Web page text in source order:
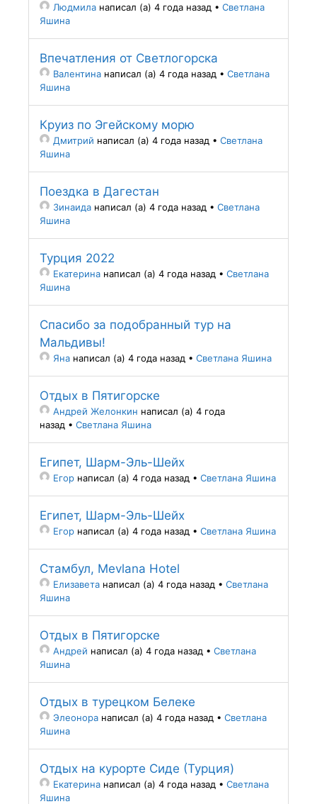
Людмила написал (а) 4 года назад • Светлана
Яшина
Впечатления от Светлогорска
Валентина написал (а) 4 года назад • Светлана
Яшина
Круиз по Эгейскому морю
Дмитрий написал (а) 4 года назад • Светлана
Яшина
Поездка в Дагестан
Зинаида написал (а) 4 года назад • Светлана
Яшина
Турция 2022
Екатерина написал (а) 4 года назад • Светлана
Яшина
Спасибо за подобранный тур на
Мальдивы!
Яна написал (а) 4 года назад • Светлана Яшина
Отдых в Пятигорске
Андрей Желонкин написал (а) 4 года
назад • Светлана Яшина
Египет, Шарм-Эль-Шейх
Егор написал (а) 4 года назад • Светлана Яшина
Египет, Шарм-Эль-Шейх
Егор написал (а) 4 года назад • Светлана Яшина
Стамбул, Mevlana Hotel
Елизавета написал (а) 4 года назад • Светлана
Яшина
Отдых в Пятигорске
Андрей написал (а) 4 года назад • Светлана
Яшина
Отдых в турецком Белеке
Элеонора написал (а) 4 года назад • Светлана
Яшина
Отдых на курорте Сиде (Турция)
Екатерина написал (а) 4 года назад • Светлана
Яшина